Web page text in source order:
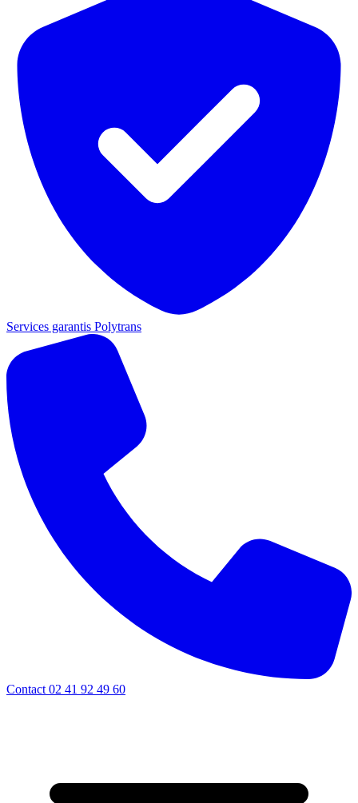
Services garantis Polytrans
Contact 02 41 92 49 60